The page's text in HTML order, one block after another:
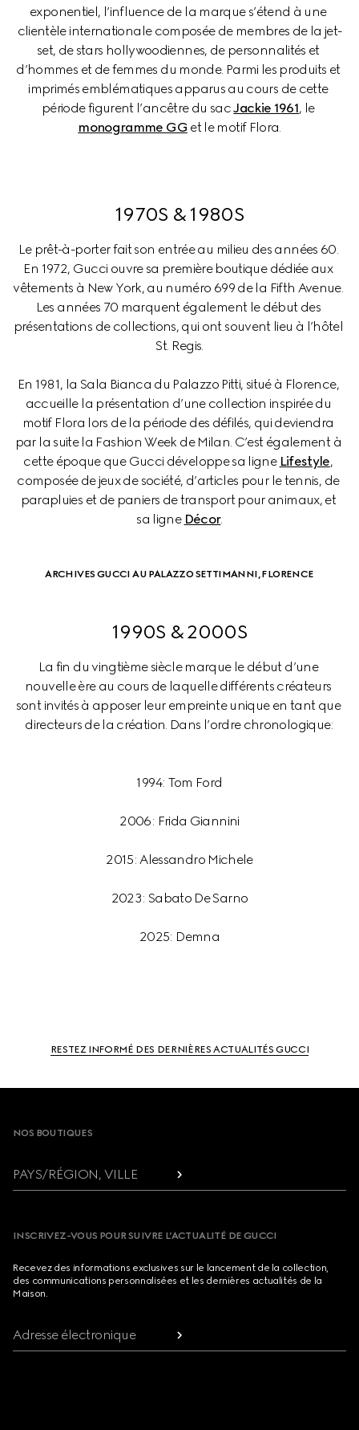
exponentiel, l’influence de la marque s’étend à une
clientèle internationale composée de membres de la jet-
set, de stars hollywoodiennes, de personnalités et
d’hommes et de femmes du monde. Parmi les produits et
imprimés emblématiques apparus au cours de cette
période figurent l’ancêtre du sac Jackie 1961, le
monogramme GG et le motif Flora.
1970S & 1980S
Le prêt-à-porter fait son entrée au milieu des années 60.
En 1972, Gucci ouvre sa première boutique dédiée aux
vêtements à New York, au numéro 699 de la Fifth Avenue.
Les années 70 marquent également le début des
présentations de collections, qui ont souvent lieu à l’hôtel
St. Regis.
En 1981, la Sala Bianca du Palazzo Pitti, situé à Florence,
accueille la présentation d’une collection inspirée du
motif Flora lors de la période des défilés, qui deviendra
par la suite la Fashion Week de Milan. C’est également à
cette époque que Gucci développe sa ligne Lifestyle,
composée de jeux de société, d’articles pour le tennis, de
parapluies et de paniers de transport pour animaux, et
sa ligne Décor.
ARCHIVES GUCCI AU PALAZZO SETTIMANNI, FLORENCE
1990S & 2000S
La fin du vingtième siècle marque le début d’une
nouvelle ère au cours de laquelle différents créateurs
sont invités à apposer leur empreinte unique en tant que
1994: Tom Ford
2006: Frida Giannini
2015: Alessandro Michele
2023: Sabato De Sarno
2025: Demna
RESTEZ INFORMÉ DES DERNIÈRES ACTUALITÉS GUCCI
NOS BOUTIQUES
PAYS/RÉGION, VILLE
INSCRIVEZ-VOUS POUR SUIVRE L’ACTUALITÉ DE GUCCI
Recevez des informations exclusives sur le lancement de la collection,
des communications personnalisées et les dernières actualités de la
Maison.
Adresse électronique